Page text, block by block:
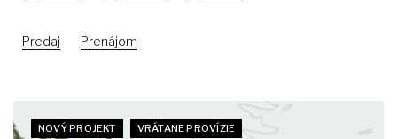
Predaj Prenájom
NOVÝ PROJEKT VRÁTANE PROVÍZIE